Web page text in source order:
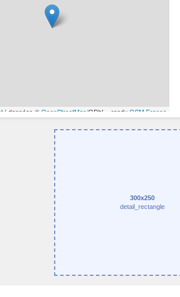
300x250
detail_rectangle